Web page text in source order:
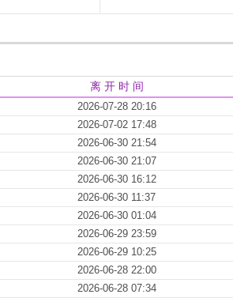
离 开 时 间
2026-07-28 20:16
2026-07-02 17:48
2026-06-30 21:54
2026-06-30 21:07
2026-06-30 16:12
2026-06-30 11:37
2026-06-30 01:04
2026-06-29 23:59
2026-06-29 10:25
2026-06-28 22:00
2026-06-28 07:34